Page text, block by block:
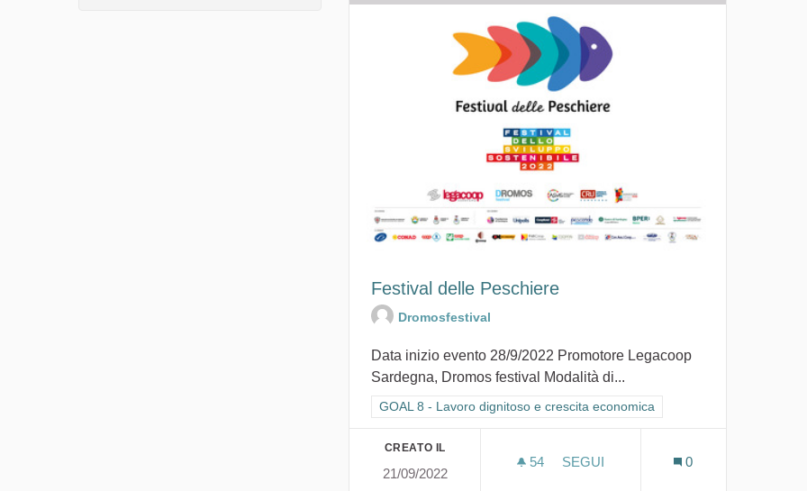
Festival delle Peschiere
Dromosfestival
Data inizio evento 28/9/2022 Promotore Legacoop
Sardegna, Dromos festival Modalità di...
Filtra i risultati per categoria: GOAL 8 - Lavoro dignitoso e crescita
GOAL 8 - Lavoro dignitoso e crescita economica
CREATO IL
21/09/2022
54 54 SOSTENITORI
SEGUI
0